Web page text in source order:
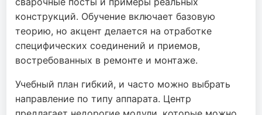
конструкций. Обучение включает базовую
теорию, но акцент делается на отработке
специфических соединений и приемов,
востребованных в ремонте и монтаже.
Учебный план гибкий, и часто можно выбрать
направление по типу аппарата. Центр